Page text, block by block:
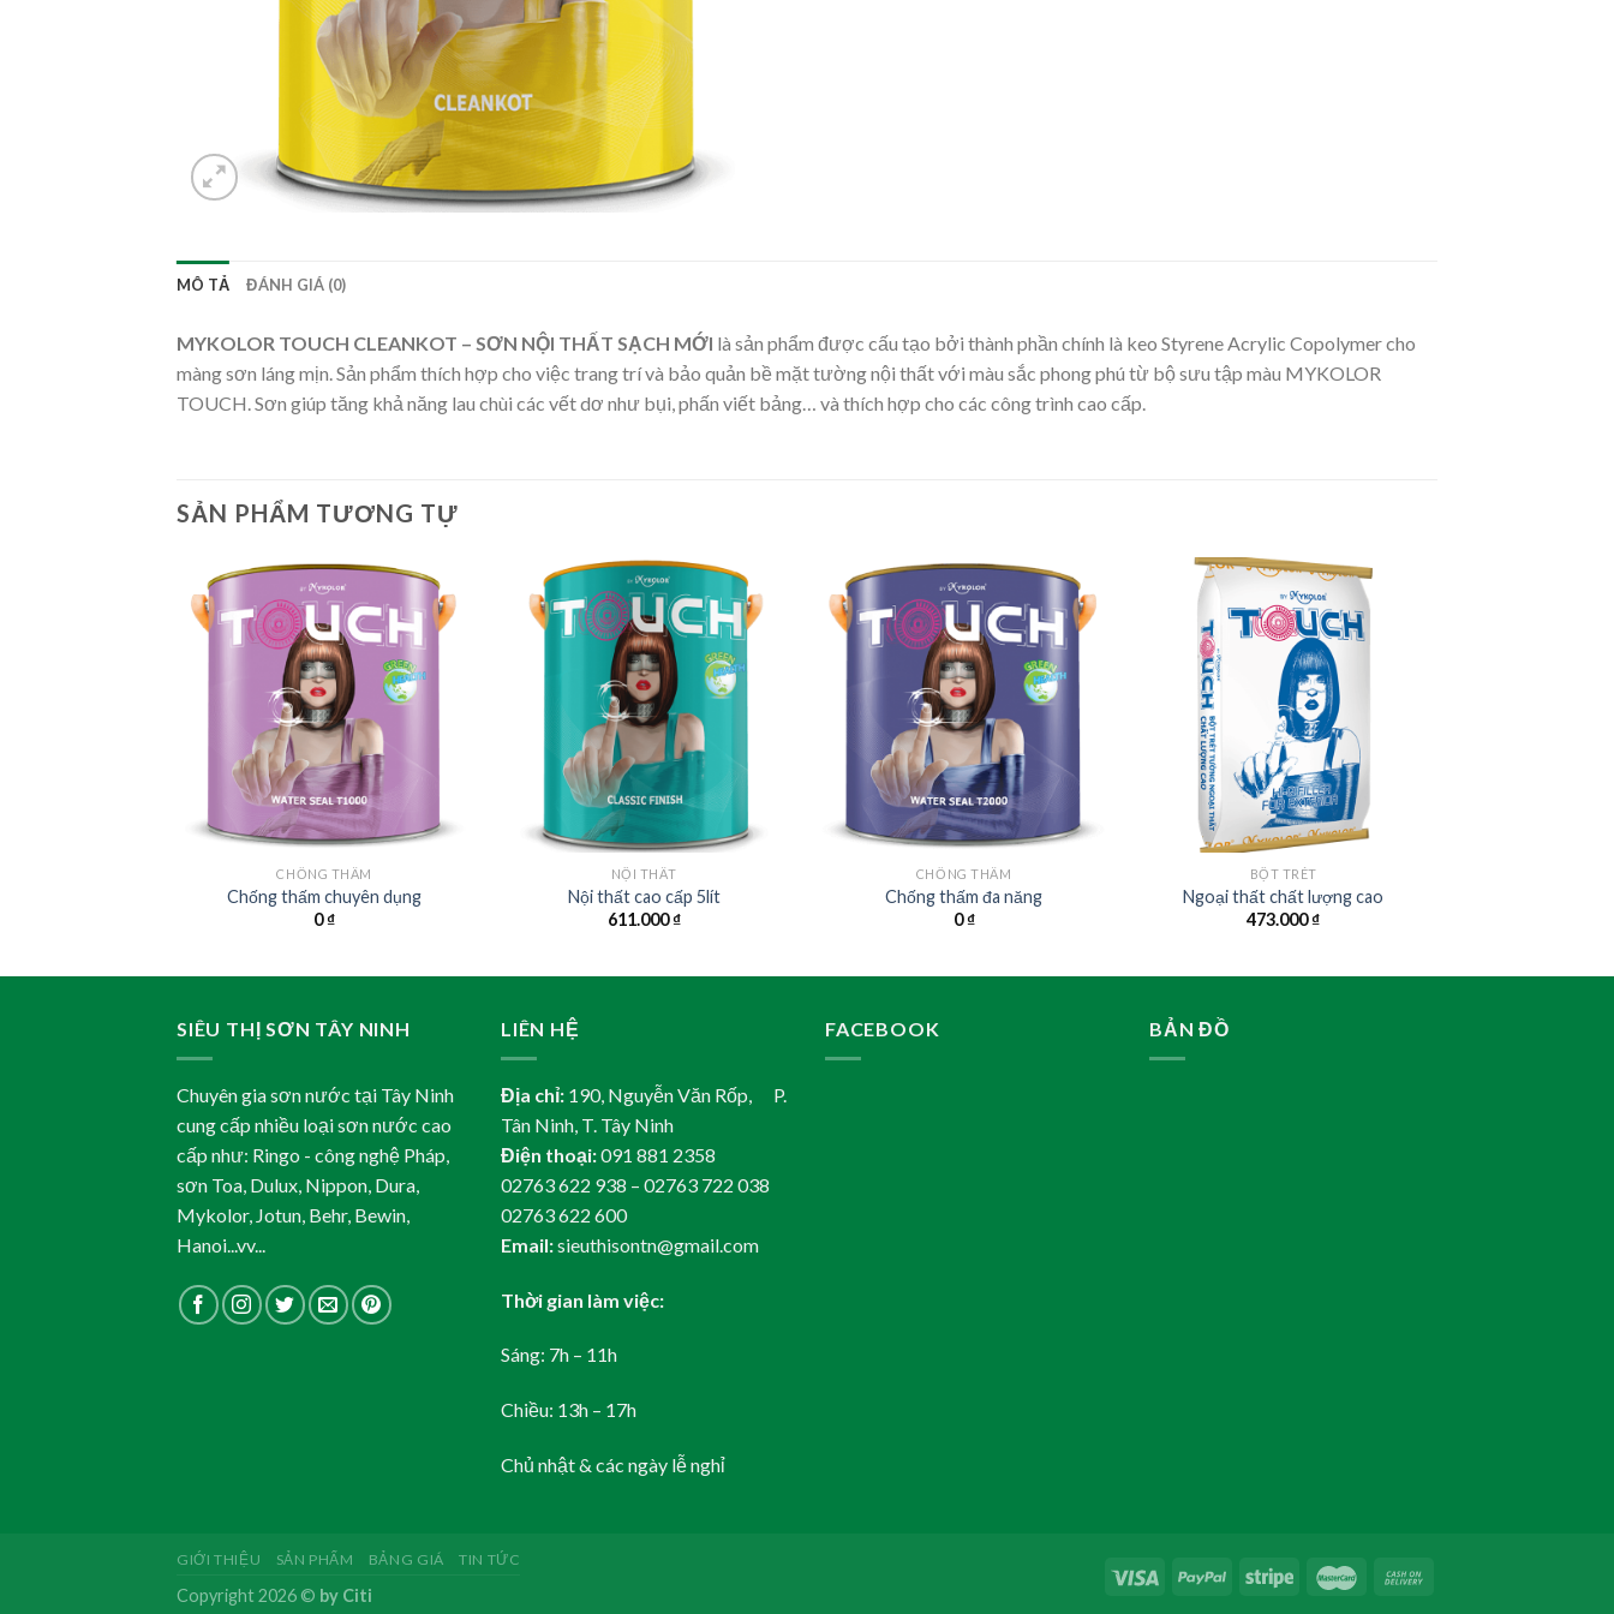
MÔ TẢ ĐÁNH GIÁ (0)
MYKOLOR TOUCH CLEANKOT – SƠN NỘI THẤT SẠCH MỚI là sản phẩm được cấu tạo bởi thành phần chính là keo Styrene Acrylic Copolymer cho
màng sơn láng mịn. Sản phẩm thích hợp cho việc trang trí và bảo quản bề mặt tường nội thất với màu sắc phong phú từ bộ sưu tập màu MYKOLOR
TOUCH. Sơn giúp tăng khả năng lau chùi các vết dơ như bụi, phấn viết bảng… và thích hợp cho các công trình cao cấp.
SẢN PHẨM TƯƠNG TỰ
CHỐNG THẤM
Chống thấm chuyên dụng
0₫
NỘI THẤT
Nội thất cao cấp 5lít
611.000₫
CHỐNG THẤM
Chống thấm đa năng
0₫
BỘT TRÉT
Ngoại thất chất lượng cao
473.000₫
SIÊU THỊ SƠN TÂY NINH
Chuyên gia sơn nước tại Tây Ninh
cung cấp nhiều loại sơn nước cao
cấp như: Ringo - công nghệ Pháp,
sơn Toa, Dulux, Nippon, Dura,
Mykolor, Jotun, Behr, Bewin,
Hanoi...vv...
LIÊN HỆ
Địa chỉ: 190, Nguyễn Văn Rốp, P.
Tân Ninh, T. Tây Ninh
Điện thoại:091 881 2358
02763 622 938 – 02763 722 038
02763 622 600
Email:sieuthisontn@gmail.com
Thời gian làm việc:
Sáng: 7h – 11h
Chiều: 13h – 17h
Chủ nhật & các ngày lễ nghỉ
FACEBOOK BẢN ĐỒ
GIỚI THIỆU SẢN PHẨM BẢNG GIÁ TIN TỨC
Copyright 2026 © by Citi